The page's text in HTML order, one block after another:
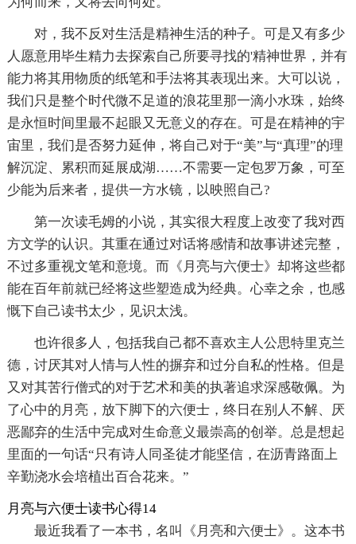
对，我不反对生活是精神生活的种子。可是又有多少
人愿意用毕生精力去探索自己所要寻找的'精神世界，并有
能力将其用物质的纸笔和手法将其表现出来。大可以说，
我们只是整个时代微不足道的浪花里那一滴小水珠，始终
是永恒时间里最不起眼又无意义的存在。可是在精神的宇
宙里，我们是否努力延伸，将自己对于“美”与“真理”的理
解沉淀、累积而延展成湖……不需要一定包罗万象，可至
少能为后来者，提供一方水镜，以映照自己?
第一次读毛姆的小说，其实很大程度上改变了我对西
方文学的认识。其重在通过对话将感情和故事讲述完整，
不过多重视文笔和意境。而《月亮与六便士》却将这些都
能在百年前就已经将这些塑造成为经典。心幸之余，也感
慨下自己读书太少，见识太浅。
也许很多人，包括我自己都不喜欢主人公思特里克兰
德，讨厌其对人情与人性的摒弃和过分自私的性格。但是
又对其苦行僧式的对于艺术和美的执著追求深感敬佩。为
了心中的月亮，放下脚下的六便士，终日在别人不解、厌
恶鄙弃的生活中完成对生命意义最崇高的创举。总是想起
里面的一句话“只有诗人同圣徒才能坚信，在沥青路面上
辛勤浇水会培植出百合花来。”
月亮与六便士读书心得14
最近我看了一本书，名叫《月亮和六便士》。这本书